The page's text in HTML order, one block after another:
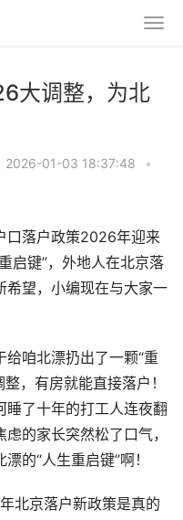
大调整，为北
2026-01-03 18:37:48
•
口落户政策2026年迎来
启键”，外地人在北京落
希望，小编现在与大家一
咱北漂扔出了一颗“重
，有房就能直接落户！
了十年的打工人连夜翻
的家长突然松了口气，
的“人生重启键”啊！
北京落户新政策是真的